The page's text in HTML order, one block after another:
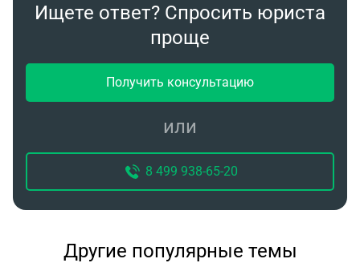
Ищете ответ? Спросить юриста
проще
Получить консультацию
или
8 499 938-65-20
Другие популярные темы